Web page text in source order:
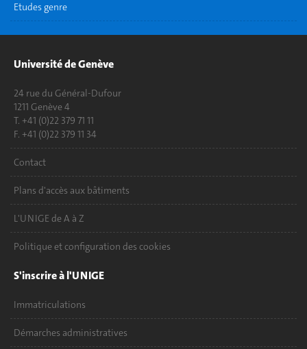
Etudes genre
Université de Genève
24 rue du Général-Dufour
1211 Genève 4
T. +41 (0)22 379 71 11
F. +41 (0)22 379 11 34
Contact
Plans d'accès aux bâtiments
L'UNIGE de A à Z
Politique et configuration des cookies
S'inscrire à l'UNIGE
Immatriculations
Démarches administratives